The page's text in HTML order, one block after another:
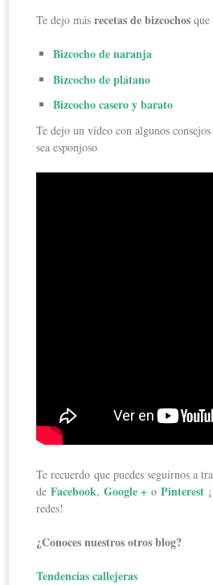
Te dejo más recetas de bizcochos que
Bizcocho de naranja
Bizcocho de plátano
Bizcocho casero y barato
Te dejo un vídeo con algunos
sea esponjoso
Te recuerdo que puedes seguirnos a
deFacebook,Google + oPinterest
redes!
¿Conoces nuestros otros blog?
Tendencias callejeras